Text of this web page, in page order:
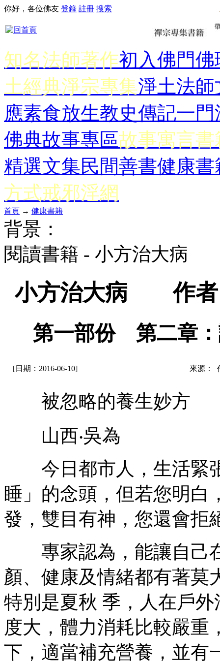
你好，各位佛友 登錄 註冊 搜索
知名法師著作初入佛門佛
土經典淨宗專集淨土法師
應素食放生教史傳記一門
佛典故事專區故事寓言書
精選文集民間善書健康書
方式戒邪淫網
首頁 → 健康書籍
背景：
閱讀書籍 - 小方治大病
小方治大病 作者
第一部份 第二章：
[日期：2016-06-10] 來源：
被忽略的養生妙方
山西‧吳為
今日都市人，生活緊
睡」的念頭，但若您明白
發，雙目有神，您還會拒
專家認為，能讓自己
顏、健康及情緒都有著莫
特別是夏秋 季，人在戶
度大，體力消耗比較嚴重
下，適當補充營養，並有